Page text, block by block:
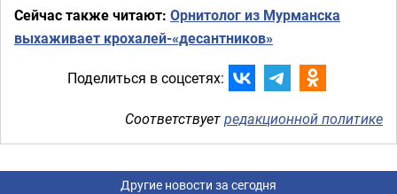
Сейчас также читают: Орнитолог из Мурманска
выхаживает крохалей-«десантников»
Поделиться в соцсетях:
Соответствуетредакционной политике
Другие новости за сегодня